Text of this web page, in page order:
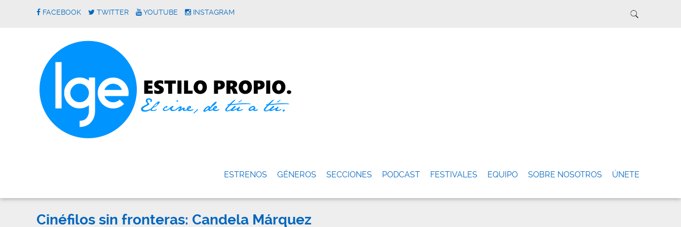
FACEBOOK TWITTER YOUTUBE INSTAGRAM
ESTRENOS GÉNEROS SECCIONES PODCAST FESTIVALES EQUIPO SOBRE NOSOTROS ÚNETE
Cinéfilos sin fronteras: Candela Márquez